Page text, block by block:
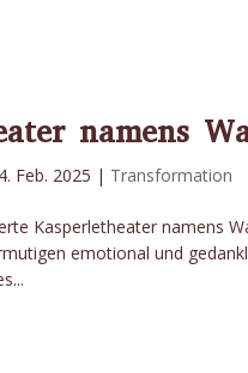
namens
Feb. 2025 | Transformation
Kasperletheater namens
emotional und